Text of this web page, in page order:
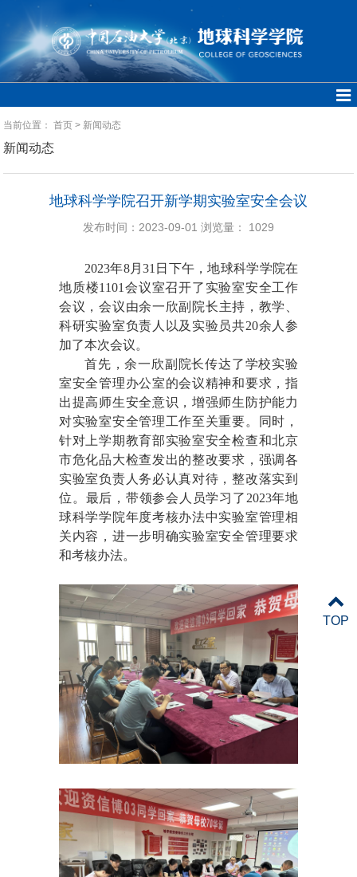
当前位置：首页 > 新闻动态
新闻动态
地球科学学院召开新学期实验室安全会议
发布时间：2023-09-01 浏览量： 1029
2023年8月31 日下午，地球科学学院在
地质楼1101 会议室召开了实验室安全工作
会议，会议由余一欣副 院长主持， 教学、
科研实验室负责人 以及 实验员共20余人参
加了本次会议。
首先 ，余一欣副 院长传达了学校实验
室安全管理办公室的会议精神和要求 ，指
出提高师生安全意识，增强师生防护能力
对实验室安全管理工作至关重要。同时，
针对上学期教育部实验室安全检查和北京
市危化品大检查发出的整改要求 ， 强调各
实验室负责人务必认真对待，整改落实到
位 。 最后，带领参会人员学习了2023年地
球科学学院年度考核办法中实验室管理相
关内容，进一步明确实验室安全管理要求
和考核办法。
TOP